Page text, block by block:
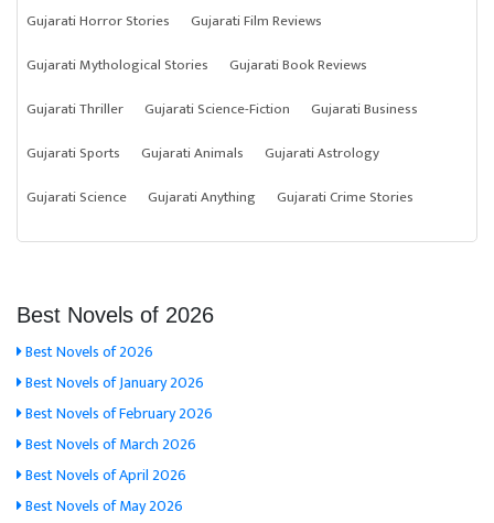
Gujarati Horror Stories
Gujarati Film Reviews
Gujarati Mythological Stories
Gujarati Book Reviews
Gujarati Thriller
Gujarati Science-Fiction
Gujarati Business
Gujarati Sports
Gujarati Animals
Gujarati Astrology
Gujarati Science
Gujarati Anything Gujarati Crime Stories
Best Novels of 2026
Best Novels of 2026
Best Novels of January 2026
Best Novels of February 2026
Best Novels of March 2026
Best Novels of April 2026
Best Novels of May 2026